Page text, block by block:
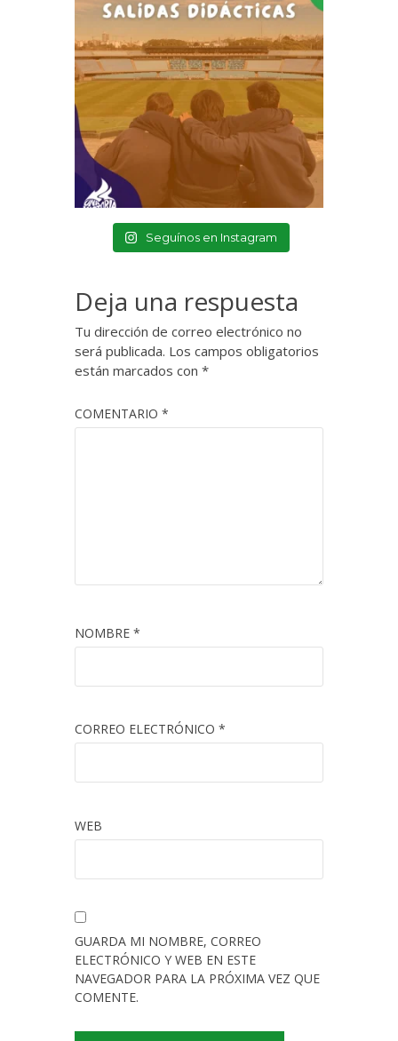
Seguínos en Instagram
Deja una respuesta
Tu dirección de correo electrónico no
será publicada. Los campos obligatorios
están marcados con *
COMENTARIO *
NOMBRE *
CORREO ELECTRÓNICO *
WEB
GUARDA MI NOMBRE, CORREO
ELECTRÓNICO Y WEB EN ESTE
NAVEGADOR PARA LA PRÓXIMA VEZ QUE
COMENTE.